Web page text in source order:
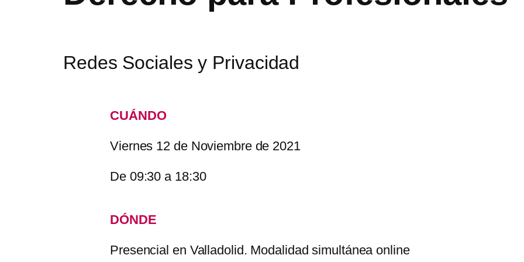
Redes Sociales y Privacidad
CUÁNDO
Viernes 12 de Noviembre de 2021
De 09:30 a 18:30
DÓNDE
Presencial en Valladolid. Modalidad simultánea online